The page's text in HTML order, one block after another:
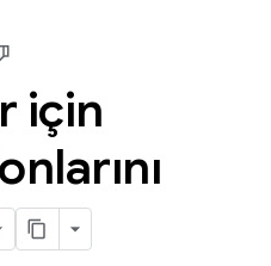
için